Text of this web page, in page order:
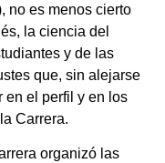
no es menos cierto
la ciencia del
y de las
que, sin alejarse
en el perfil y en los
Carrera.
organizó las